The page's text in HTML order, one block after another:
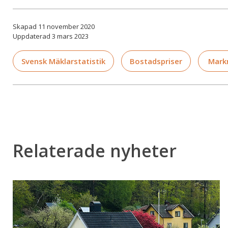
Skapad 11 november 2020
Uppdaterad 3 mars 2023
Svensk Mäklarstatistik Bostadspriser
Relaterade nyheter
får
allt
större